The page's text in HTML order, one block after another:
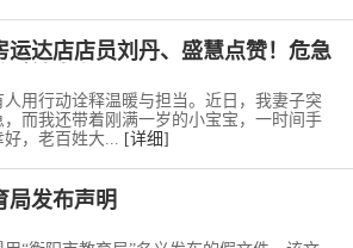
运达店店员刘丹、盛慧点赞！危急
敏患者...
用行动诠释温暖与担当。近日，我妻子突
而我还带着刚满一岁的小宝宝，一时间手
，老百姓大...
[详细]
局发布声明